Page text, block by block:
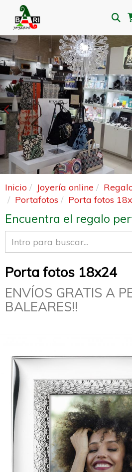
Anterior
Inicio Joyería online
Portafotos
Porta fotos
Encuentra el regalo
Porta fotos 18x24
ENVÍOS GRATIS A
BALEARES!!